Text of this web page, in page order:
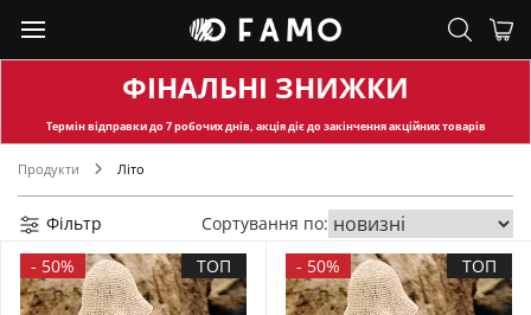
ФІНАЛЬНІ ЗНИЖКИ
Термін відправкидо 7 робочих днів, акція діє до закінчення акційних товарів
Продукти Літо
Фільтр
Сортування по:
- 50% ТОП - 50% ТОП